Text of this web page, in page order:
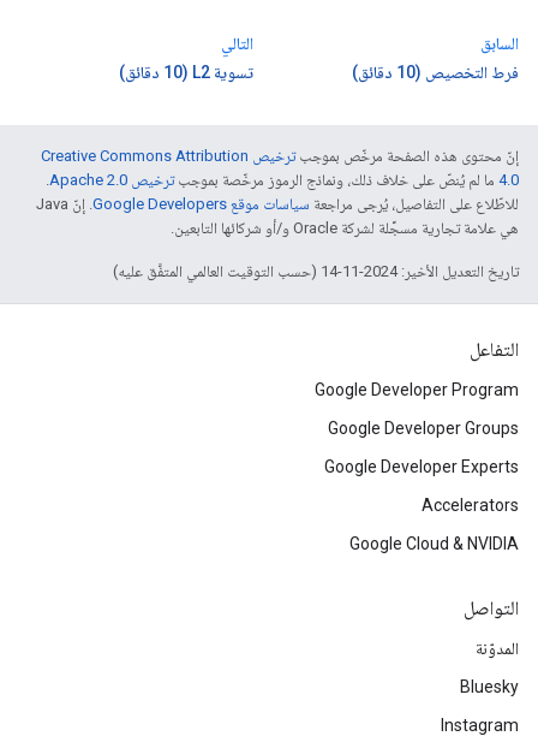
السابق
فرط التخصيص (10 دقائق)
التالي
تسوية L2 (10 دقائق)
إنّ محتوى هذه الصفحة مرخّص بموجب
ترخيص Creative Commons Attribution
4.0‏ ما لم يُنصّ على خلاف ذلك، ونماذج الرموز مرخّصة بموجبترخيص Apache 2.0‏
.
للاطّلاع على التفاصيل، يُرجى مراجعة سياسات موقع Google Developers‏
. إنّ Java
هي علامة تجارية مسجَّلة لشركة Oracle و/أو شركائها التابعين.
تاريخ التعديل الأخير: 2024-11-14 (حسب التوقيت العالمي المتفَّق عليه)
التفاعل
Google Developer Program
Google Developer Groups
Google Developer Experts
Accelerators
Google Cloud & NVIDIA
التواصل
المدوّنة
Bluesky
Instagram